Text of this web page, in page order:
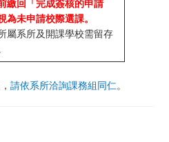
繳回「完成簽核的申請
未申請校際選課。
屬系所及開課學校需留存
請依系所洽詢課務組同仁。